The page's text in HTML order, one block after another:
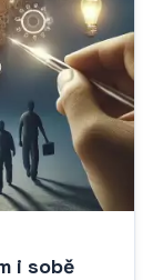
i sobě